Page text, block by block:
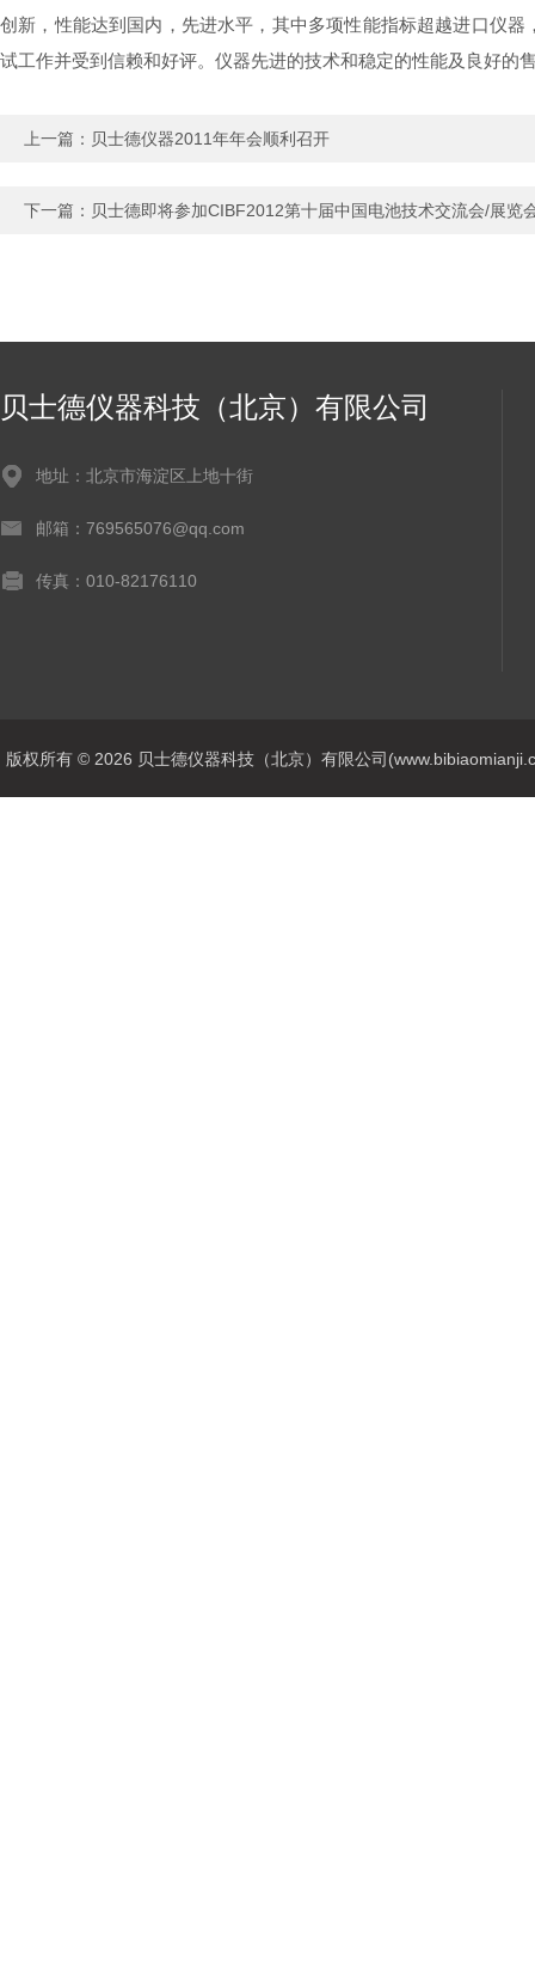
创新，性能达到国内，先进水平，其中多项性能指标超越进口仪
试工作并受到信赖和好评。仪器先进的技术和稳定的性能及良好的
上一篇： 贝士德仪器2011年年会顺利召开
下一篇： 贝士德即将参加CIBF2012第十届中国电池技术交流会/展览
贝士德仪器科技（北京）有限公司
地址：北京市海淀区上地十街
邮箱：769565076@qq.com
传真：010-82176110
版权所有 © 2026 贝士德仪器科技（北京）有限公司